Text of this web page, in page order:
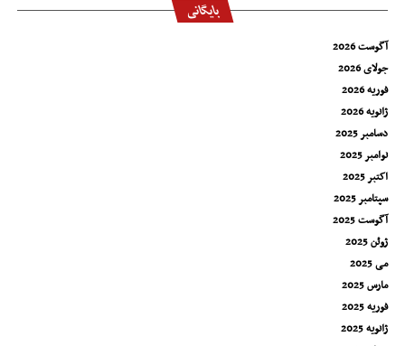
بایگانی
آگوست 2026
جولای 2026
فوریه 2026
ژانویه 2026
دسامبر 2025
نوامبر 2025
اکتبر 2025
سپتامبر 2025
آگوست 2025
ژوئن 2025
می 2025
مارس 2025
فوریه 2025
ژانویه 2025